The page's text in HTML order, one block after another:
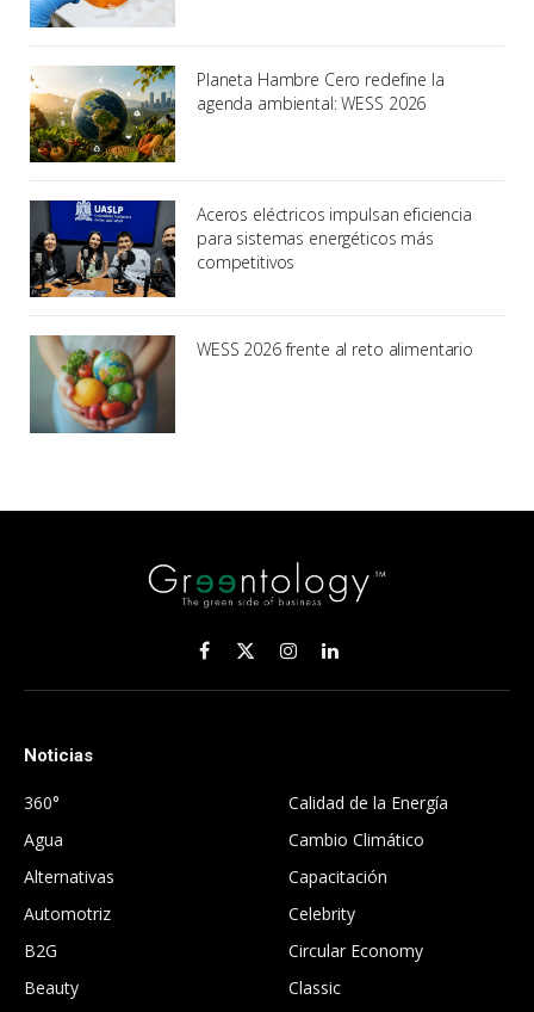
Planeta Hambre Cero redefine la
agenda ambiental: WESS 2026
Aceros eléctricos impulsan eficiencia
para sistemas energéticos más
competitivos
WESS 2026 frente al reto alimentario
Facebook
X
(Twitter)
InstagramLinkedIn
Noticias
360°
Agua
Alternativas
Automotriz
B2G
Beauty
Calidad de la Energía
Cambio Climático
Capacitación
Celebrity
Circular Economy
Classic